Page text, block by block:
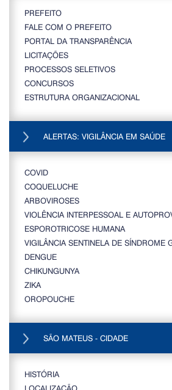
PREFEITO
FALE COM O PREFEITO
PORTAL DA TRANSPARÊNCIA
LICITAÇÕES
PROCESSOS SELETIVOS
CONCURSOS
ESTRUTURA ORGANIZACIONAL
ALERTAS: VIGILÂNCIA EM SAÚDE
COVID
COQUELUCHE
ARBOVIROSES
VIOLÊNCIA INTERPESSOAL E
ESPOROTRICOSE HUMANA
VIGILÂNCIA SENTINELA DE SÍNDROME
DENGUE
CHIKUNGUNYA
ZIKA
OROPOUCHE
SÃO MATEUS - CIDADE
HISTÓRIA
LOCALIZAÇÃO